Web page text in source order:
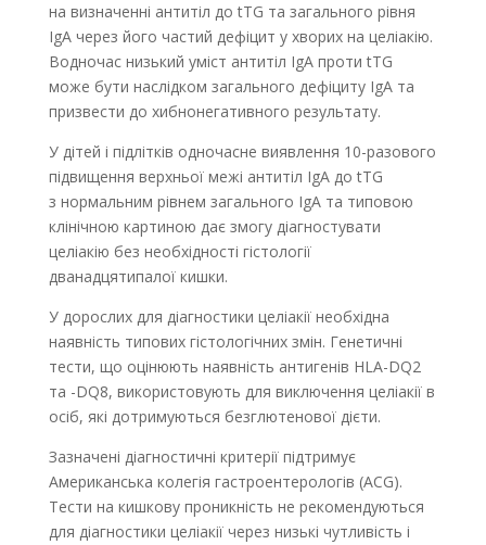
на визначенні антитіл до tTG та загального рівня
IgA через його частий дефіцит у хворих на целіакію.
Водночас низький уміст антитіл IgA проти tTG
може бути наслідком загального дефіциту IgA та
призвести до хибнонегативного результату.
У дітей і підлітків одночасне виявлення 10-разового
підвищення верхньої межі антитіл IgA до tTG
з нормальним рівнем загального IgA та типовою
клінічною картиною дає змогу діагностувати
целіакію без необхідності гістології
дванадцятипалої кишки.
У дорослих для діагностики целіакії необхідна
наявність типових гістологічних змін. Генетичні
тести, що оцінюють наявність антигенів HLA-DQ2
та -DQ8, використовують для виключення целіакії в
осіб, які дотримуються безглютенової дієти.
Зазначені діагностичні критерії підтримує
Американська колегія гастроентерологів (ACG).
Тести на кишкову проникність не рекомендуються
для діагностики целіакії через низькі чутливість і